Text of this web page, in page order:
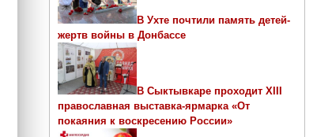
В Ухте почтили память детей-
жертв войны в Донбассе
В Сыктывкаре проходит ХIII
православная выставка-ярмарка «От
покаяния к воскресению России»